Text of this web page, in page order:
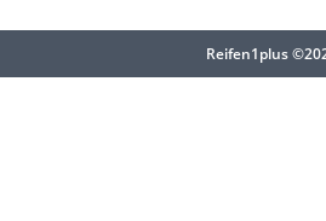
Reifen1plus